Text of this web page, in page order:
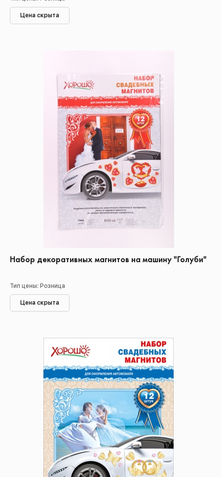
Цена скрыта
Набор декоративных магнитов на машину "Голуби"
Тип цены: Розница
Цена скрыта